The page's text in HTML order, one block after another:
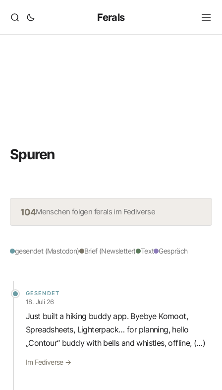
Ferals
Spuren
104Menschen folgen ferals im Fediverse
gesendet (Mastodon) Brief (Newsletter) Text Gespräch
GESENDET
18. Juli 26
Just built a hiking buddy app. Byebye Komoot,
Spreadsheets, Lighterpack… for planning, hello
„Contour“ buddy with bells and whistles, offline, (…)
Im Fediverse →